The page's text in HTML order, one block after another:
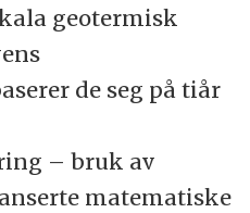
geotermisk
de seg på tiår
– bruk av
matematiske